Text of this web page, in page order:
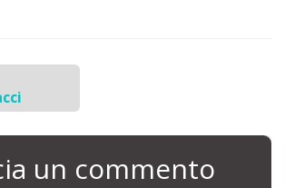
un commento